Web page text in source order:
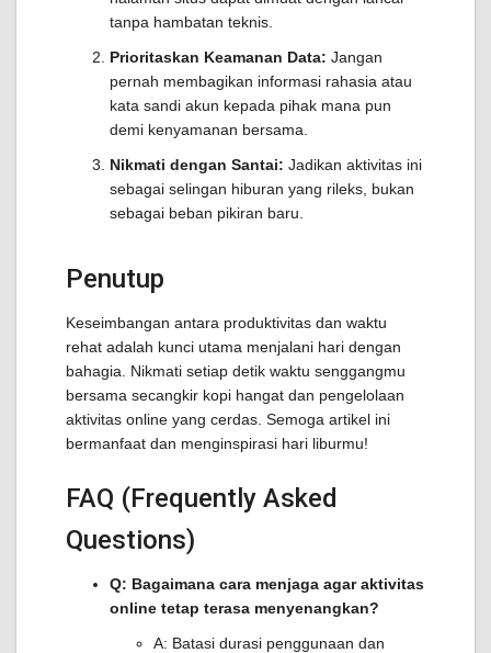
tanpa hambatan teknis.
Prioritaskan Keamanan Data: Jangan
pernah membagikan informasi rahasia atau
kata sandi akun kepada pihak mana pun
demi kenyamanan bersama.
Nikmati dengan Santai: Jadikan aktivitas ini
sebagai selingan hiburan yang rileks, bukan
sebagai beban pikiran baru.
Penutup
Keseimbangan antara produktivitas dan waktu
rehat adalah kunci utama menjalani hari dengan
bahagia. Nikmati setiap detik waktu senggangmu
bersama secangkir kopi hangat dan pengelolaan
aktivitas online yang cerdas. Semoga artikel ini
bermanfaat dan menginspirasi hari liburmu!
FAQ (Frequently Asked
Questions)
Q: Bagaimana cara menjaga agar aktivitas
online tetap terasa menyenangkan?
A: Batasi durasi penggunaan dan